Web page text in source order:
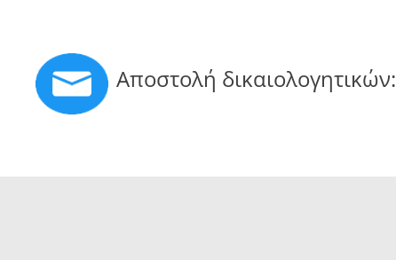
Αποστολή δικαιολογητικών: